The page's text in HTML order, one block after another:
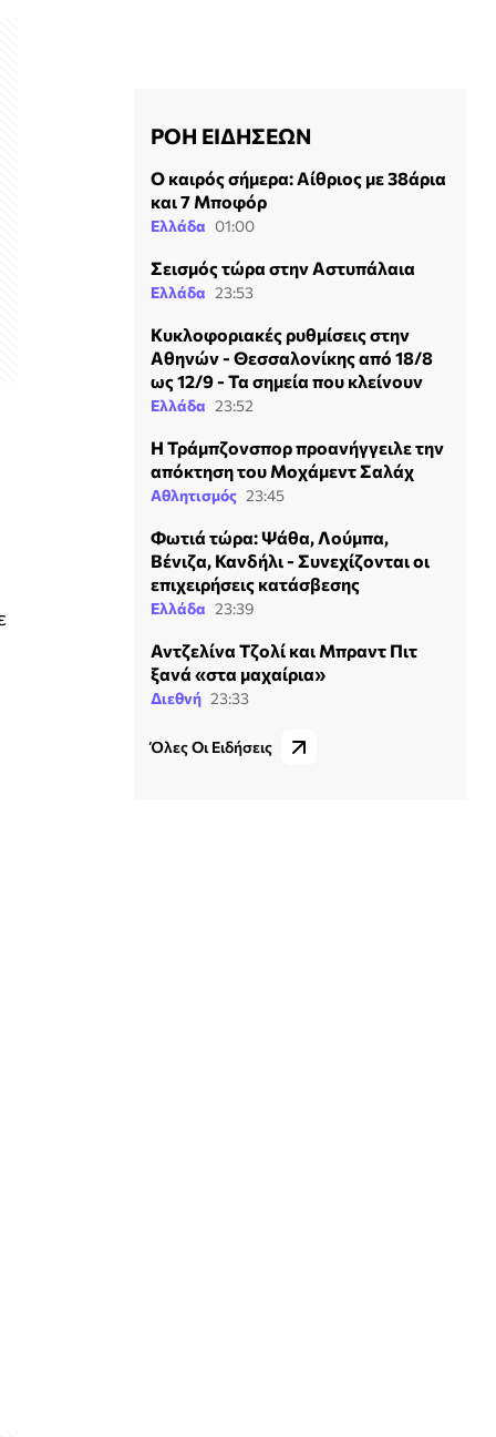
ΡΟΗ ΕΙΔΗΣΕΩΝ
Ο καιρός σήμερα: Αίθριος με 38άρια
και 7 Μποφόρ
Ελλάδα 01:00
Σεισμός τώρα στην Αστυπάλαια
Ελλάδα 23:53
Κυκλοφοριακές ρυθμίσεις στην
Αθηνών - Θεσσαλονίκης από 18/8
ως 12/9 - Τα σημεία που κλείνουν
Ελλάδα 23:52
Η Τράμπζονσπορ προανήγγειλε την
απόκτηση του Μοχάμεντ Σαλάχ
Αθλητισμός 23:45
Φωτιά τώρα: Ψάθα, Λούμπα,
Βένιζα, Κανδήλι - Συνεχίζονται οι
επιχειρήσεις κατάσβεσης
Ελλάδα 23:39
Αντζελίνα Τζολί και Μπραντ Πιτ
ξανά «στα μαχαίρια»
Διεθνή 23:33
Όλες Οι Ειδήσεις